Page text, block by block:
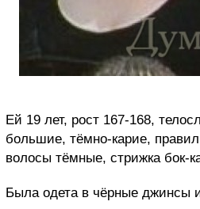
Ей 19 лет, рост 167-168,
большие, тёмно-карие,
волосы тёмные, стрижка бок-
Была одета в чёрные джинсы